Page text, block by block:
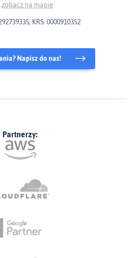
zobacz na mapie
KRS: 0000910352
Napisz do nas!
Partnerzy: